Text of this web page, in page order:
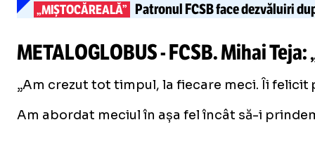
„MIȘTOCĂREALĂ” Patronul FCSB face dezvăluiri
METALOGLOBUS - FCSB. Mihai Teja:
„Am crezut tot timpul, la fiecare meci. Îi felicit
Am abordat meciul în așa fel încât să-i